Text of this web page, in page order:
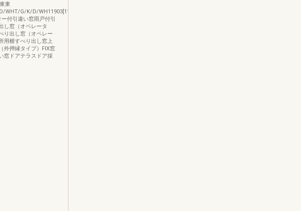
東
G/K/D/
付引違い窓雨戸付引
し窓（オペレータ
り出し窓（オペレー
用横すべり出し窓上
外押縁タイプ）FIX窓
窓ドアテラスドア採